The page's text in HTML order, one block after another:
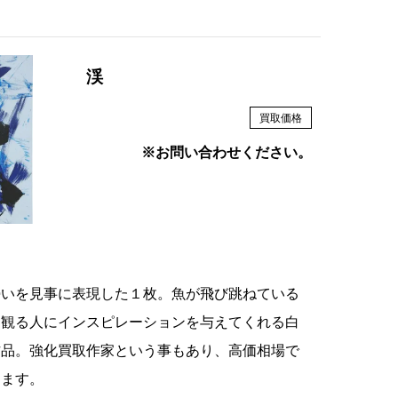
渓
買取価格
※お問い合わせください。
を見事に表現した１枚。魚が飛び跳ねている
る人にインスピレーションを与えてくれる白
。強化買取作家という事もあり、高価相場で
す。